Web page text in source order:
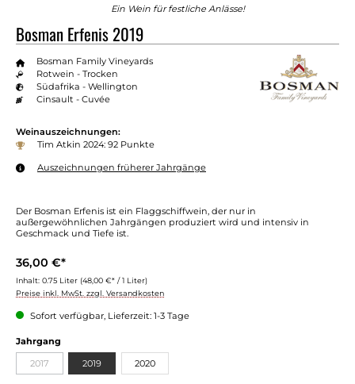
Ein Wein für festliche Anlässe!
Bosman Erfenis 2019
Bosman Family Vineyards
Rotwein - Trocken
Südafrika - Wellington
Cinsault - Cuvée
Weinauszeichnungen:
Tim Atkin 2024: 92 Punkte
Auszeichnungen früherer Jahrgänge
Der Bosman Erfenis ist ein Flaggschiffwein, der nur in
außergewöhnlichen Jahrgängen produziert wird und intensiv in
Geschmack und Tiefe ist.
36,00 €*
Inhalt: 0.75 Liter (48,00 €* / 1 Liter)
Preise inkl. MwSt. zzgl. Versandkosten
Sofort verfügbar, Lieferzeit: 1-3 Tage
Jahrgang
2017 2019 2020